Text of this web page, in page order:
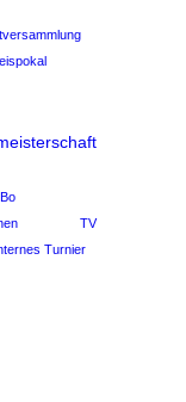
TV
Turnier